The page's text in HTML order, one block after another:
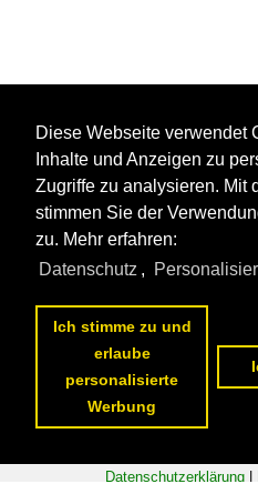
Datenschutzerklärung
Diese Webseite verwendet
Inhalte und Anzeigen zu
Zugriffe zu analysieren. Mit
stimmen Sie der
zu. Mehr erfahren:
Datenschutz ,
Ich stimme zu und
erlaube
personalisierte
Werbung